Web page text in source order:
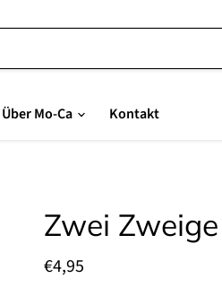
Über Mo-Ca Kontakt
Zwei
Aktueller Preis
€4,95